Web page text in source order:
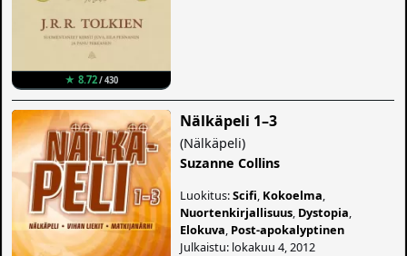
★ 8.72/ 430
Nälkäpeli 1–3
(Nälkäpeli)
Suzanne Collins
Luokitus:Scifi Kokoelma
Nuortenkirjallisuus Dystopia
Elokuva Post-apokalyptinen
Julkaistu: lokakuu 4, 2012